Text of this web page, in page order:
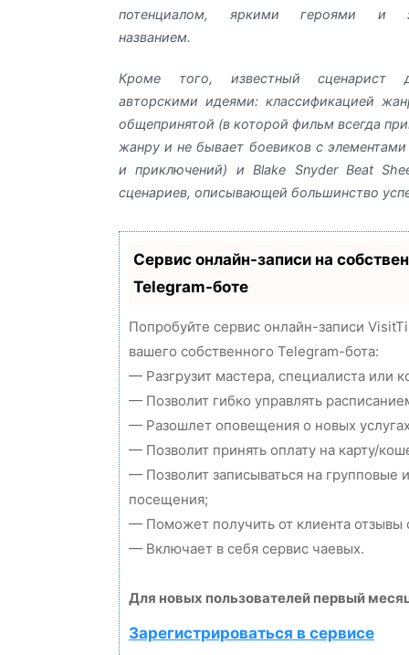
потенциалом, яркими героями и
названием.
Кроме того, известный сценарист
авторскими идеями: классификацией
общепринятой (в которой фильм всегда
жанру и не бывает боевиков с
и приключений) и Blake Snyder Beat
сценариев, описывающей большинство
Сервис онлайн-записи на
Telegram-боте
Попробуйте сервис онлайн-записи
вашего собственного Telegram-бота:
— Разгрузит мастера, специалиста или
— Позволит гибко управлять
— Разошлет оповещения о новых
— Позволит принять оплату на карту/
— Позволит записываться на групповые
посещения;
— Поможет получить от клиента отзывы
— Включает в себя сервис чаевых.
Для новых пользователей первый
Зарегистрироваться в сервисе